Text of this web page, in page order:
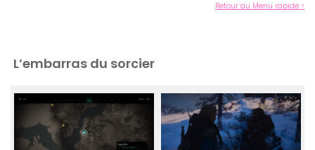
Retour au Menu rapide ↑
L’embarras du sorcier